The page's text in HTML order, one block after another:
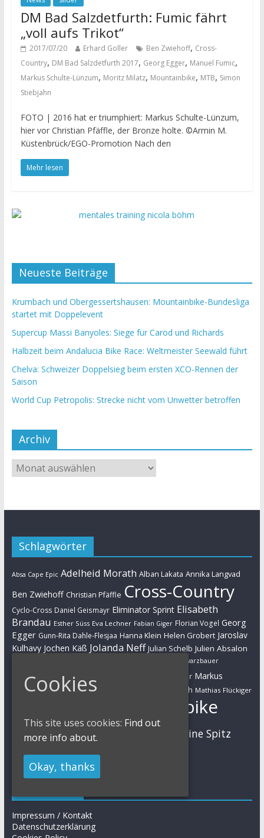
DM Bad Salzdetfurth: Fumic fährt
„voll aufs Trikot“
2017/07/20 Erhard Goller Ben Zwiehoff, Cross-
Country, DM Bad Salzdetfurth 2017, Georg Egger, Manuel Fumic,
Markus Schulte-Lünzum, Moritz Milatz, Mountainbike, MTB, Simon
Stiebjahn
FOTO | 2016 hat er triumphiert: Markus Schulte-Lünzum,
hier vor Christian Pfäffle, der Bronze holte. ©Armin M.
Küstenbrück/EGO-Promotion Nach den
Mehr lesen
Neueste Beiträge
Krumbach und Obergessertshausen: Mountainbike-Bundesliga
startet mit Doppelevent
Supercup Massi Banyoles: Siege für Carod und Richards
Halbzeit beim Andalucia Bike Race: Weltmeister Seewald führt
Chelva: Schweizer Doppelsieg beim ersten XCO-Rennen der
Saison
World Cup Petropolis: Strecke nicht vom Unwetter betroffen
Archiv
Schlagwörter
Absa Cape Epic Adelheid Morath Alban Lakata Annika Langvad
Ben Zwiehoff Christian Pfäffle Cross-Country
Cyclo-Cross Daniel Geismayr Eliminator Sprint Elisabeth
Brandau Esther Süss Eva Lechner Fabian Giger Florian Vogel Georg
Egger Gunn-Rita Dahle-Flesjaa Hanna Klein Helen Grobert Jaroslav
Kulhavy Jochen Käß Jolanda Neff Julian Schelb Julien Absalon
Luca Schwarzbauer
Manuel Fumic Markus Bauer Markus
Kaufmann Markus Schulte-Lünzum Martin Gluth Mathias Flückiger
Mountainbike
MTB Nadine Rieder Sabine Spitz
Impressum / Kontakt
Datenschutzerklärung
Cookies
This site uses cookies: Find out
more info about.
Okay, thanks